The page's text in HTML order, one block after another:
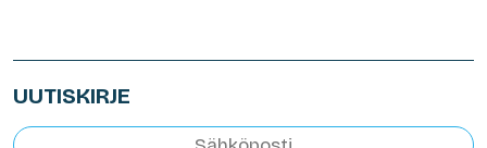
UUTISKIRJE